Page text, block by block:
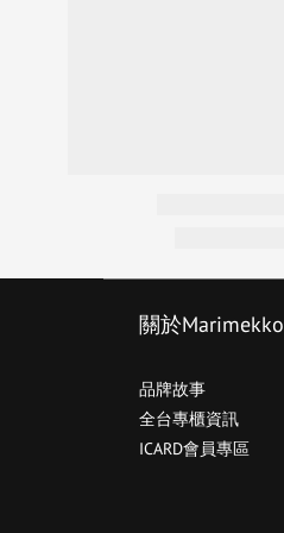
關於Marimekko
品牌故事
全台專櫃資訊
ICARD會員專區